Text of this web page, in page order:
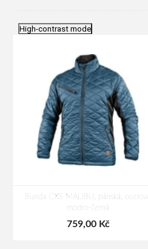
High-contrast mode
Bunda CXS MALIBU, pánská, ocelově
modro-černá
759,00 Kč